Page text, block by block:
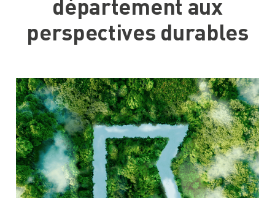
département aux
perspectives durables